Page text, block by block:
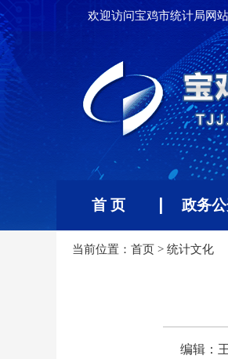
欢迎访问宝鸡市统计局网
首 页 政务
当前位置： 首页 > 统计文化
编辑：